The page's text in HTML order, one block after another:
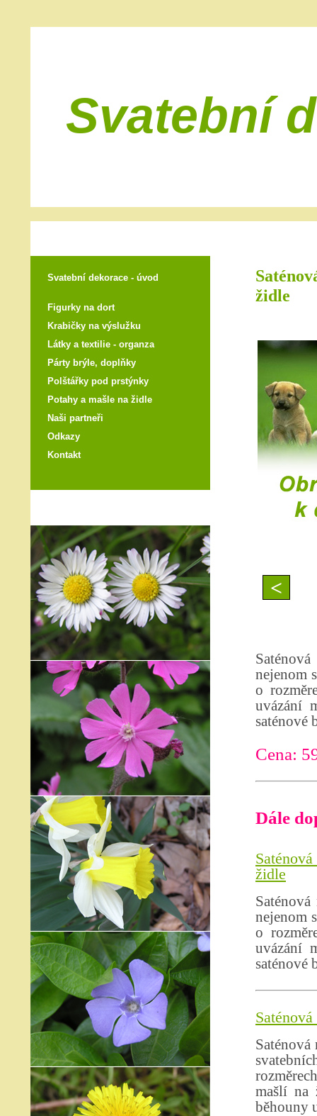
Svatební
Svatební dekorace - úvod
Figurky na dort
Krabičky na výslužku
Látky a textilie - organza
Párty brýle, doplňky
Polštářky pod prstýnky
Potahy a mašle na židle
Naši partneři
Odkazy
Kontakt
židle
<
nejenom
o
uvázání
saténové
Cena:
Dále
židle
nejenom
o
uvázání
saténové
mašlí na
běhouny